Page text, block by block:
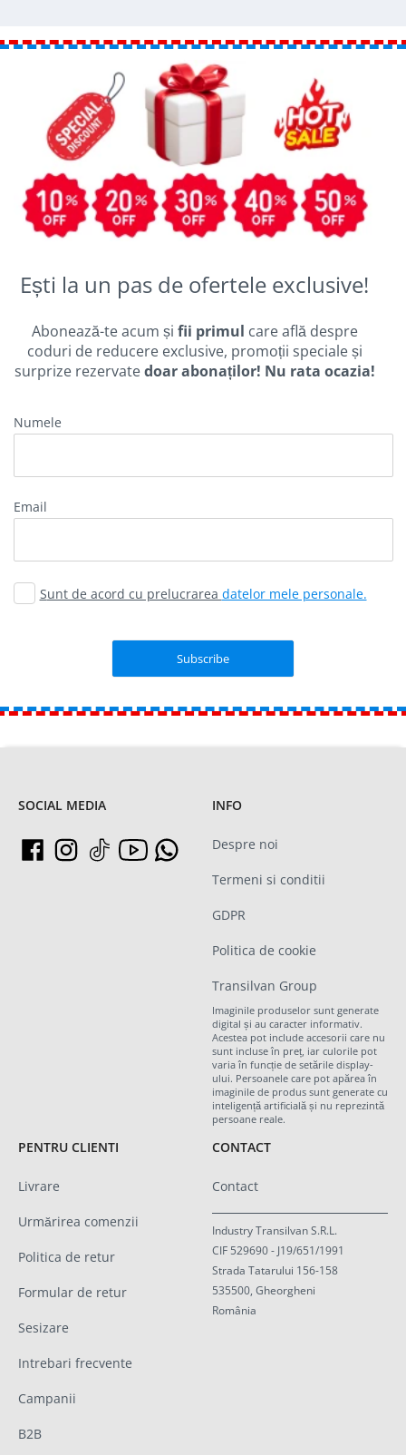
Ești la un pas de ofertele exclusive!
Abonează-te acum și fii primul care află despre
coduri de reducere exclusive, promoții speciale și
surprize rezervatedoar abonaților! Nu rata ocazia!
Numele
email
Sunt de acord cu prelucrarea datelor mele personale.
SOCIAL MEDIA INFO
Despre noi
Termeni si conditii
GDPR
Politica de cookie
Transilvan Group
Imaginile produselor sunt generate
digital și au caracter informativ.
Acestea pot include accesorii care nu
sunt incluse în preț, iar culorile pot
varia în funcție de setările display-
ului. Persoanele care pot apărea în
imaginile de produs sunt generate cu
inteligență artificială și nu reprezintă
persoane reale.
PENTRU CLIENTI
Livrare
Urmărirea comenzii
Politica de retur
Formular de retur
Sesizare
Intrebari frecvente
Campanii
B2B
CONTACT
Contact
Industry Transilvan S.R.L.
CIF 529690 - J19/651/1991
Strada Tatarului 156-158
535500, Gheorgheni
România